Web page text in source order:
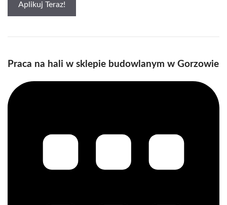
Aplikuj Teraz!
Praca na hali w sklepie budowlanym w Gorzowie